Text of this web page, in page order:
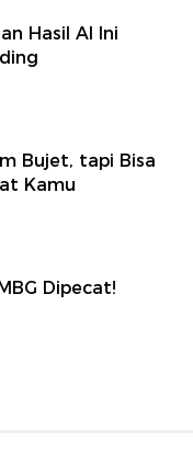
Hasil AI Ini
Bujet, tapi Bisa
Kamu
Dipecat!